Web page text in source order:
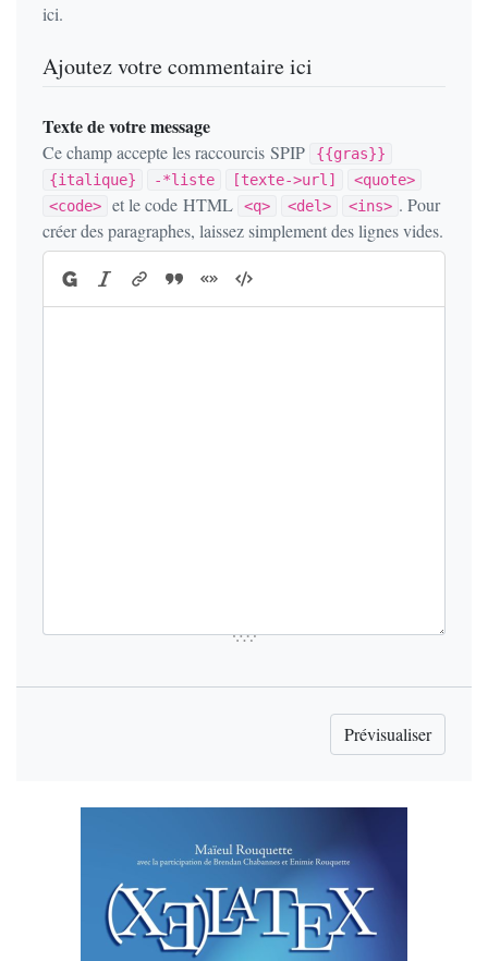
ici.
Ajoutez votre commentaire ici
Texte de votre message
Ce champ accepte les raccourcis SPIP
{{gras}}
{italique}
-*liste [texte->url]
<quote>
<code>
et le code HTML <q> <del> <ins> . Pour
créer des paragraphes, laissez simplement des lignes vides.